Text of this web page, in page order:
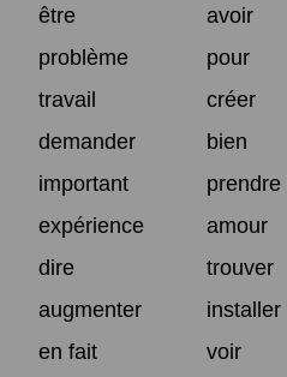
être
avoir
problème
pour
travail
créer
demander
bien
important
prendre
expérience
amour
dire
trouver
augmenter
installer
en fait
voir